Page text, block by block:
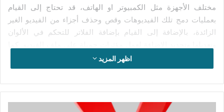
مختلف الأجهزة مثل الكمبيوتر او الهاتف، قد تحتاج إلى القيام
بعمليات دمج تلك الفيديوهات وقص وحذف أجزاء من الفيديو الغير
الزائدة، بالإضافة إلى القيام بإضافة الفلاتر للتحكم في الألوان
أن البرنامج يمكنك من الكتابة وإضافة النصوص على مقطع الفيديو
بتأثيرات وحركات في غاية من الروعة.
يوفر لك EaseUS Video Editor مجموعة من القوالب الجاهزة
لكتابة النصوص تستطيع تحميلها من الإنترنت. كما أنه يضم مجموعة
اظهر المزيد